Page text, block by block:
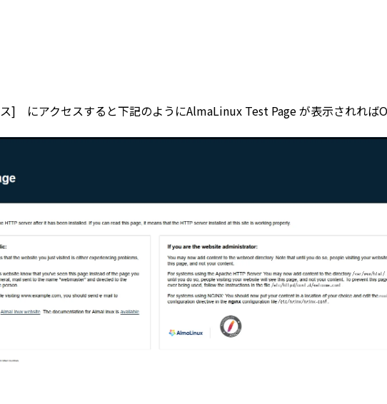
] にアクセスすると下記のようにAlmaLinux Test Page が表示されれば